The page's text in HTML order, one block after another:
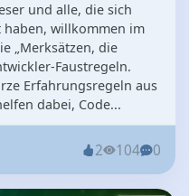
und alle, die sich
willkommen im
„Merksätzen, die
Faustregeln.
Erfahrungsregeln aus
dabei, Code...
2 104 0